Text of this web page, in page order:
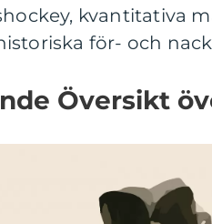
kvantitativa
för- och
Översikt